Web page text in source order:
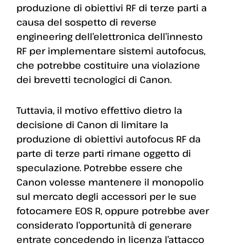
produzione di obiettivi RF di terze parti a
causa del sospetto di reverse
engineering dell’elettronica dell’innesto
RF per implementare sistemi autofocus,
che potrebbe costituire una violazione
dei brevetti tecnologici di Canon.
Tuttavia, il motivo effettivo dietro la
decisione di Canon di limitare la
produzione di obiettivi autofocus RF da
parte di terze parti rimane oggetto di
speculazione. Potrebbe essere che
Canon volesse mantenere il monopolio
sul mercato degli accessori per le sue
fotocamere EOS R, oppure potrebbe aver
considerato l’opportunità di generare
entrate concedendo in licenza l’attacco